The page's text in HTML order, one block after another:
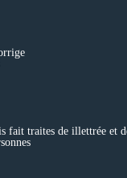
fait traites de illettrée et